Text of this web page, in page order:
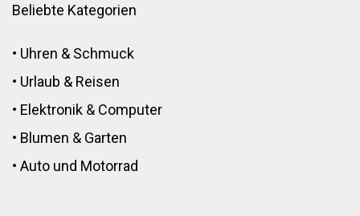
Beliebte Kategorien
• Uhren & Schmuck
• Urlaub & Reisen
• Elektronik & Computer
• Blumen & Garten
• Auto und Motorrad